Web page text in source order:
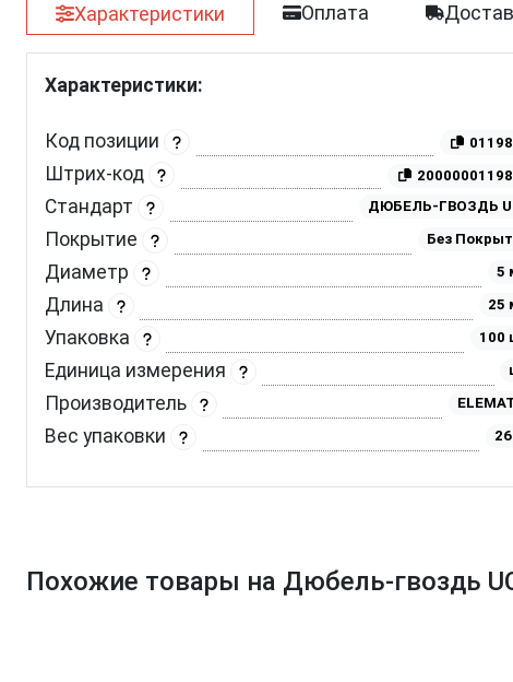
Характеристики Оплата
Характеристики:
Код позиции
Штрих-код
Стандарт ДЮБЕЛЬ-ГВОЗДЬ
Покрытие Без
Диаметр 5
Длина 25
Упаковка 100
Единица измерения
Производитель
Вес упаковки
Похожие товары на Дюбель-гвоздь